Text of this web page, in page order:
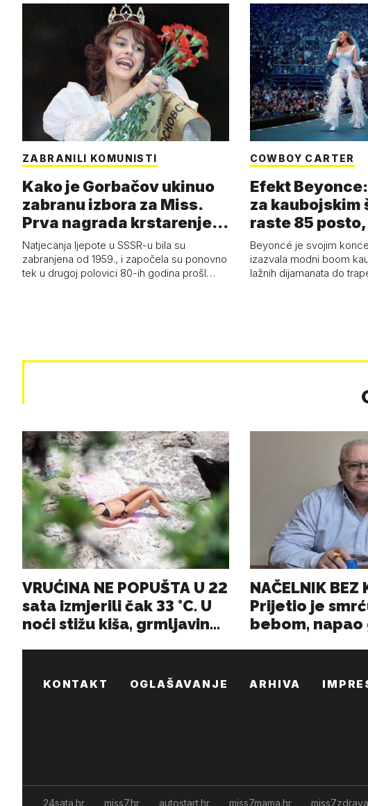
ZABRANILI KOMUNISTI
Kako je Gorbačov ukinuo
zabranu izbora za Miss.
Prva nagrada krstarenje
Jadran…
Natjecanja ljepote u SSSR-u bila su
zabranjena od 1959., i započela su ponovno
tek u drugoj polovici 80-ih godina prošl…
COWBOY CARTER
Efekt
za kaubojskim
raste 85 posto,
čizmama 53
Beyoncé je svojim
izazvala modni boom
lažnih dijamanata do
KONTAKT OGLAŠAVANJE ARHIVA
24sata.hr miss7.hr autostart.hr miss7mama.hr